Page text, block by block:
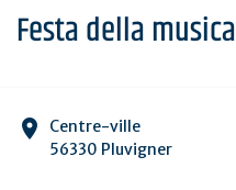
Festa della musica
Centre-ville
56330 Pluvigner